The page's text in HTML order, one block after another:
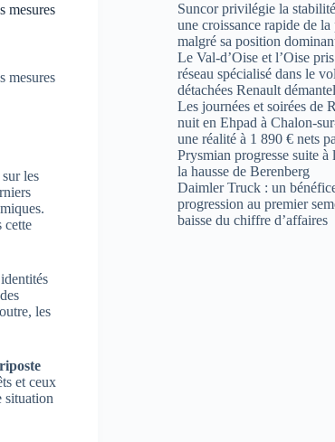
mesures
mesures
les
cette
les
riposte
et ceux
situation
Suncor privilégie la
une croissance rapide de
malgré sa position
Le Val-d’Oise et l’Oise
réseau spécialisé dans le
détachées Renault
Les journées et soirées de
nuit en Ehpad à Chalon-
une réalité à 1 890 € nets
Prysmian progresse suite à
la hausse de Berenberg
Daimler Truck : un
progression au premier
baisse du chiffre d’affaires